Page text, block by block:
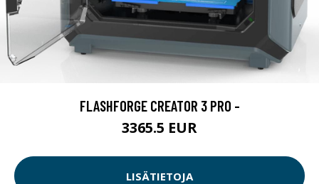
FLASHFORGE CREATOR 3 PRO -
3365.5 EUR
LISÄTIETOJA